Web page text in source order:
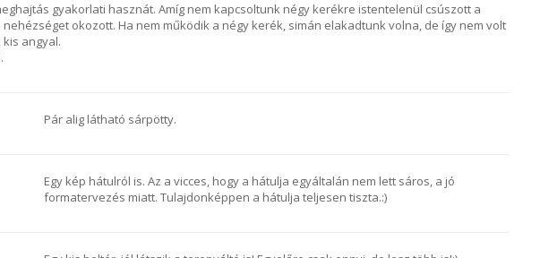
gyakorlati hasznát. Amíg nem kapcsoltunk négy kerékre istentelenül csúszott a
okozott. Ha nem működik a négy kerék, simán elakadtunk volna, de így nem volt
angyal.
Pár alig látható sárpötty.
Egy kép hátulról is. Az a vicces, hogy a hátulja egyáltalán nem lett sáros, a jó
formatervezés miatt. Tulajdonképpen a hátulja teljesen tiszta.:)